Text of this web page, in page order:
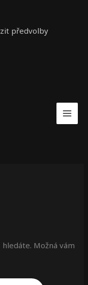
předvolby
Možná vám